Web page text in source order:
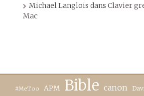
Michael Langlois dans Clavier
Mac
#MeToo APM Bible canon